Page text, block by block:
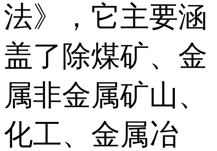
法》，它主要涵
盖了除煤矿、金
属非金属矿山、
化工、金属冶